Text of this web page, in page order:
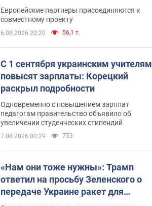
поддержке аграриев. Видео
Европейские партнеры присоединяются к
совместному проекту
6.08.2026 20:20 56,1 т.
С 1 сентября украинским учителям
повысят зарплаты: Корецкий
раскрыл подробности
Одновременно с повышением зарплат
педагогам правительство объявило об
увеличении студенческих стипендий
7.08.2026 00:29 753
«Нам они тоже нужны»: Трамп
ответил на просьбу Зеленского о
передаче Украине ракет для
Patriot